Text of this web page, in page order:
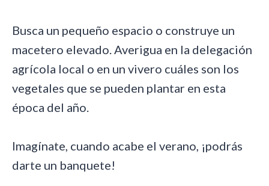
Busca un pequeño espacio o construye un
macetero elevado. Averigua en la delegación
agrícola local o en un vivero cuáles son los
vegetales que se pueden plantar en esta
época del año.
Imagínate, cuando acabe el verano, ¡podrás
darte un banquete!